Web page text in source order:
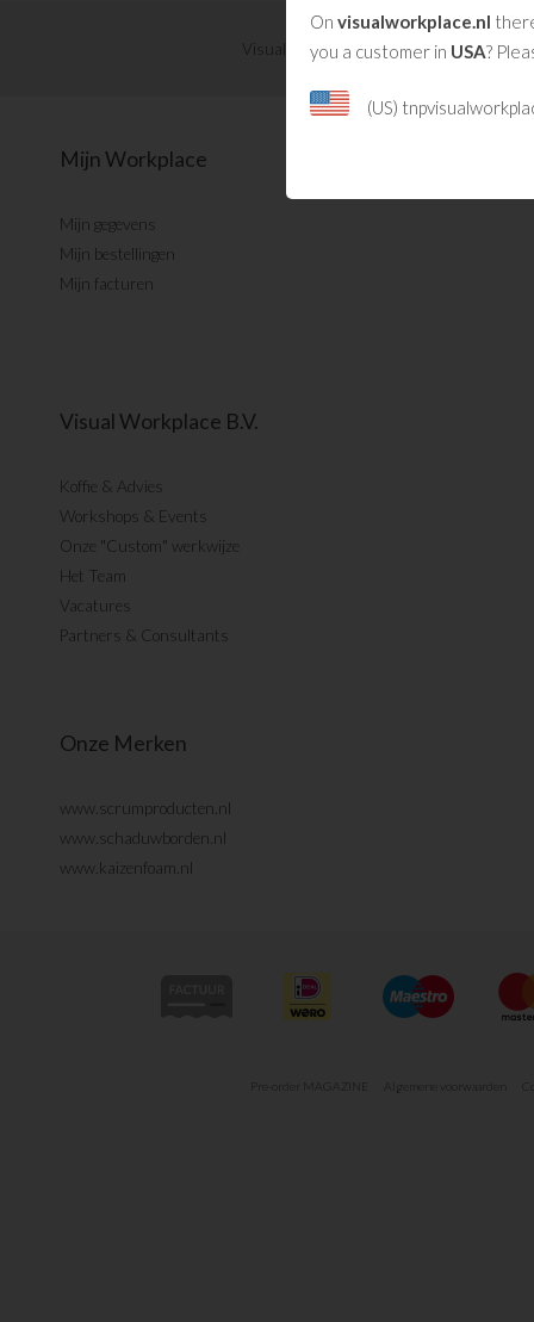
Visual Management updates ontvangen?
Mijn Workplace
Mijn gegevens
Mijn bestellingen
Mijn facturen
Visual Workplace B.V.
Koffie & Advies
Workshops & Events
Onze "Custom" werkwijze
Het Team
Vacatures
Partners & Consultants
Onze Merken
www.scrumproducten.nl
www.schaduwborden.nl
www.kaizenfoam.nl
Pre-order MAGAZINE Algemene voorwaarden
On visualworkplace.nl
you a customer in USA?
(US)